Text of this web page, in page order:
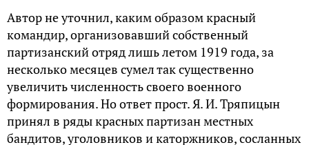
Автор не уточнил, каким образом красный
командир, организовавший собственный
партизанский отряд лишь летом 1919 года, за
несколько месяцев сумел так существенно
увеличить численность своего военного
формирования. Но ответ прост. Я. И. Тряпицын
принял в ряды красных партизан местных
бандитов, уголовников и каторжников, сосланных